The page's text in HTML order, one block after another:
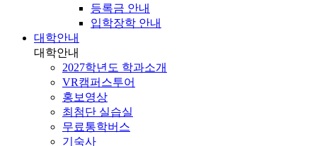
등록금 안내
입학장학 안내
대학안내
대학안내
2027학년도 학과소개
VR캠퍼스투어
홍보영상
최첨단 실습실
무료통학버스
기숙사